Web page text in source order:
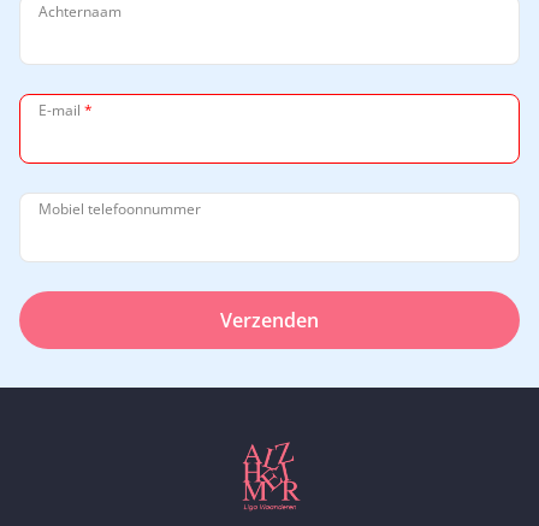
Achternaam
E-mail *
Mobiel telefoonnummer
Verzenden